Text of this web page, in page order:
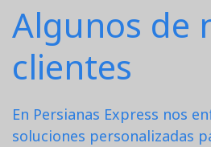
Algunos de
clientes
En Persianas Express nos
soluciones personalizadas